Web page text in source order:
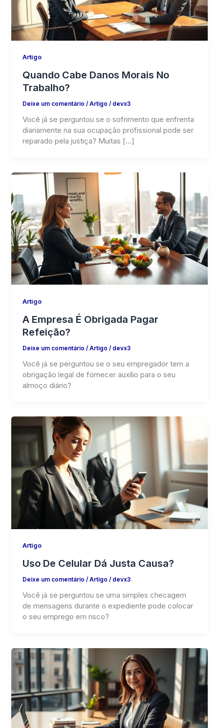
Artigo
Quando Cabe Danos Morais No
Trabalho?
Deixe um comentário / Artigo / devx3
Você já se perguntou se o sofrimento que enfrenta
diariamente na sua ocupação profissional pode ser
reparado pela justiça? Muitas […]
Artigo
A Empresa É Obrigada Pagar
Refeição?
Deixe um comentário /Artigo / devx3
Você já se perguntou se o seu empregador tem a
obrigação legal de fornecer auxílio para o seu
almoço diário?
Artigo
Uso De Celular Dá Justa Causa?
Deixe um comentário / Artigo / devx3
Você já se perguntou se uma simples checagem
de mensagens durante o expediente pode colocar
o seu emprego em risco?